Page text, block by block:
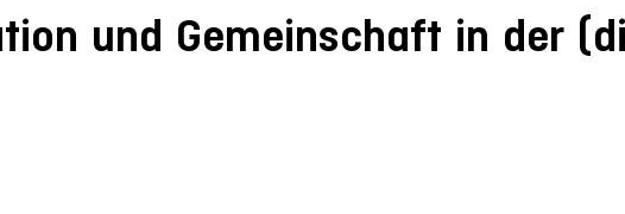
und Gemeinschaft in der